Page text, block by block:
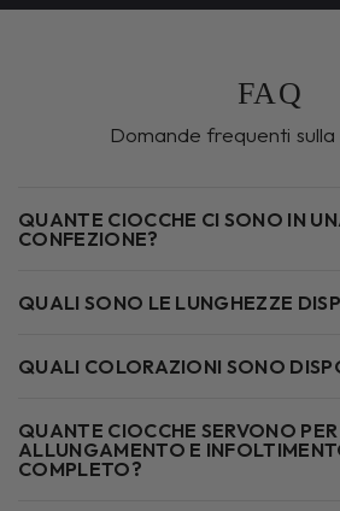
FAQ
Domande frequenti
QUANTE CIOCCHE CI SONO IN
CONFEZIONE?
QUALI SONO LE LUNGHEZZE
QUALI COLORAZIONI SONO
QUANTE CIOCCHE SERVONO PER
ALLUNGAMENTO E
COMPLETO?